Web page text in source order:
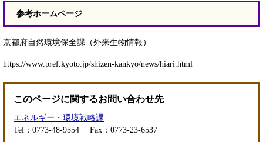
参考ホームページ
京都府自然環境保全課（外来生物情報）
https://www.pref.kyoto.jp/shizen-kankyo/news/hiari.html
このページに関するお問い合わせ先
エネルギー・環境戦略課
Tel：0773-48-9554
Fax：0773-23-6537